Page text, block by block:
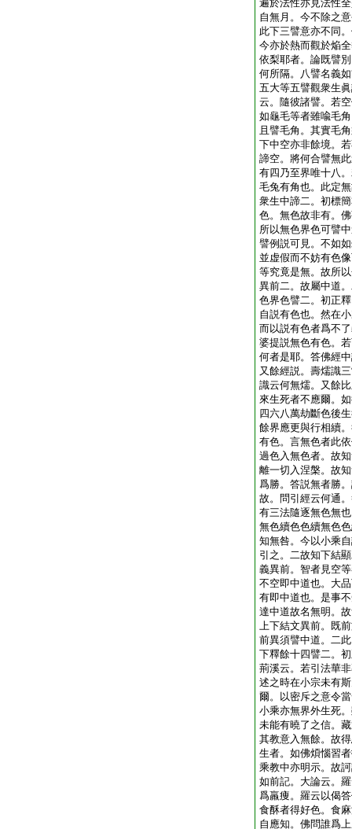
遍於法性亦見法性
自無月。今不除之
此下三譬意亦不同
今亦於熱而觀於焔
依梨耶者。論既譬
何所隔。八譬名義
五大等五譬觀衆生
云。隨彼諸譬。若
如龜毛等者雖喩毛
且譬毛角。其實毛
下中空亦非餘境。
諦空。將何合譬無
有四乃至界唯十八
毛兔有角也。此定
衆生中諦二。初標
色。無色故非有。
所以無色界色可譬
譬例説可見。不如
並虚假而不妨有色
等究竟是無。故所
異前二。故屬中道
色界色譬二。初正
自説有色也。然在
而以説有色者爲不
婆提説無色有色。
何者是耶。答佛經
又餘經説。壽燸識
識云何無燸。又餘
來生死者不應爾。
四六八萬劫斷色後
餘界應更與行相續
有色。言無色者此
過色入無色者。故
離一切入涅槃。故
爲勝。答説無者勝
故。問引經云何通
有三法隨逐無色無
無色續色色續無色
知無咎。今以小乘
引之。二故知下結
義異前。智者見空
不空即中道也。大
有即中道也。是事
達中道故名無明。
上下結文異前。既
前異須譬中道。二
下釋餘十四譬二。
荊溪云。若引法華
述之時在小宗未有
爾。以密斥之意令
小乘亦無界外生死
未能有曉了之信。
其教意入無餘。故
生者。如佛煩惱習
乘教中亦明示。故
如前記。大論云。
爲羸痩。羅云以偈
食酥者得好色。食
自應知。佛問誰爲